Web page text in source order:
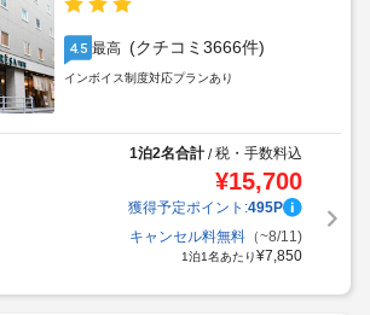
4.5 最高 (クチコミ3666件)
インボイス制度対応プランあり
1泊2名合計/税・手数料込
¥15,700
獲得予定ポイント:495P
キャンセル料無料（~8/11)
1泊1名あたり¥7,850